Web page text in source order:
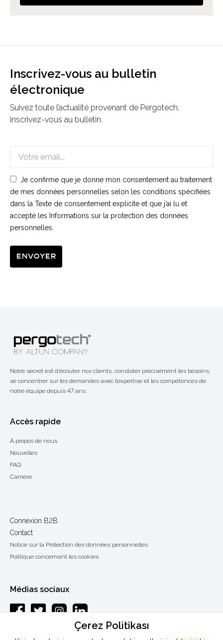
Inscrivez-vous au bulletin
électronique
Suivez toute l’actualité provenant de Pergotech,
inscrivez-vous au bulletin.
Je confirme que je donne mon consentement au traitement
de mes données personnelles selon les conditions spécifiées
dans la Texte de consentement explicite et que j’ai lu et
accepté les Informations sur la protection des données
personnelles.
Envoyer
Notre secret est d’écouter nos clients, constater précisément les besoins,
se concentrer sur les demandes avec l’expertise et les compétences de
notre équipe depuis 47 ans.
Accès rapide
À propos de nous
Nouvelles
FAQ
Carrière
Connexion B2B
Contact
Notice sur la Protection des données personnelles
Politique concernant les cookies
Médias sociaux
Çerez Politikası